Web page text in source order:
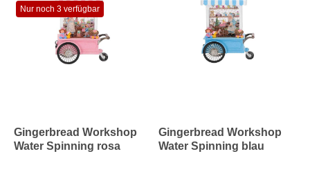
Nur noch 3 verfügbar
Gingerbread Workshop
Water Spinning rosa
Gingerbread Workshop
Water Spinning blau